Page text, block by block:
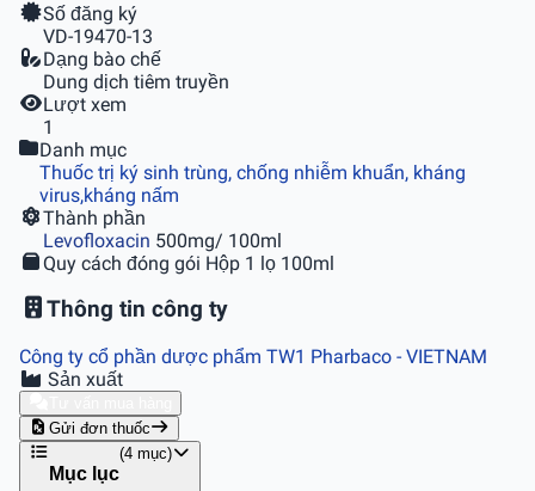
Số đăng ký
VD-19470-13
Dạng bào chế
Dung dịch tiêm truyền
Lượt xem
1
Danh mục
Thuốc trị ký sinh trùng, chống nhiễm khuẩn, kháng
virus,kháng nấm
Thành phần
Levofloxacin 500mg/ 100ml
Quy cách đóng gói Hộp 1 lọ 100ml
Thông tin công ty
Công ty cổ phần dược phẩm TW1 Pharbaco - VIETNAM
Sản xuất
Gửi đơn thuốc
Mục lục
(4 mục)